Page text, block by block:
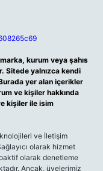
kurum veya şahıs
Sitede yalnızca kendi
yer alan içerikler
ve kişiler hakkında
kişiler ile isim
ve İletişim
olarak hizmet
olarak denetleme
Ancak, üyelerimiz